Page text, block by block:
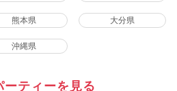
熊本県 大分県
沖縄県
ーティーを見る